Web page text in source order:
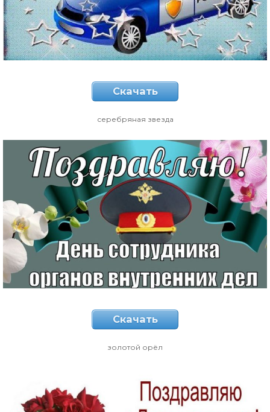
Скачать
серебряная звезда
Скачать
золотой орёл